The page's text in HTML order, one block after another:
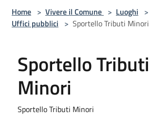
Home > Vivere il Comune > Luoghi >
Uffici pubblici > Sportello Tributi Minori
Sportello Tributi
Minori
Sportello Tributi Minori